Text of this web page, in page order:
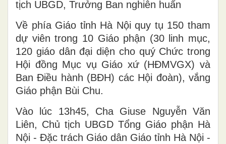
tịch UBGD, Trưởng Ban nghiên huấn
Về phía Giáo tỉnh Hà Nội quy tụ 150 tham
dự viên trong 10 Giáo phận (30 linh mục,
120 giáo dân đại diện cho quý Chức trong
Hội đồng Mục vụ Giáo xứ (HĐMVGX) và
Ban Điều hành (BĐH) các Hội đoàn), vắng
Giáo phận Bùi Chu.
Vào lúc 13h45, Cha Giuse Nguyễn Văn
Liên, Chủ tịch UBGD Tổng Giáo phận Hà
Nội - Đặc trách Giáo dân Giáo tỉnh Hà Nội -